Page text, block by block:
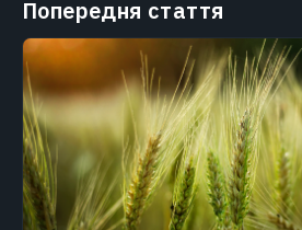
Попередня стаття